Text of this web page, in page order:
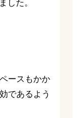
した。
ースもかか
であるよう